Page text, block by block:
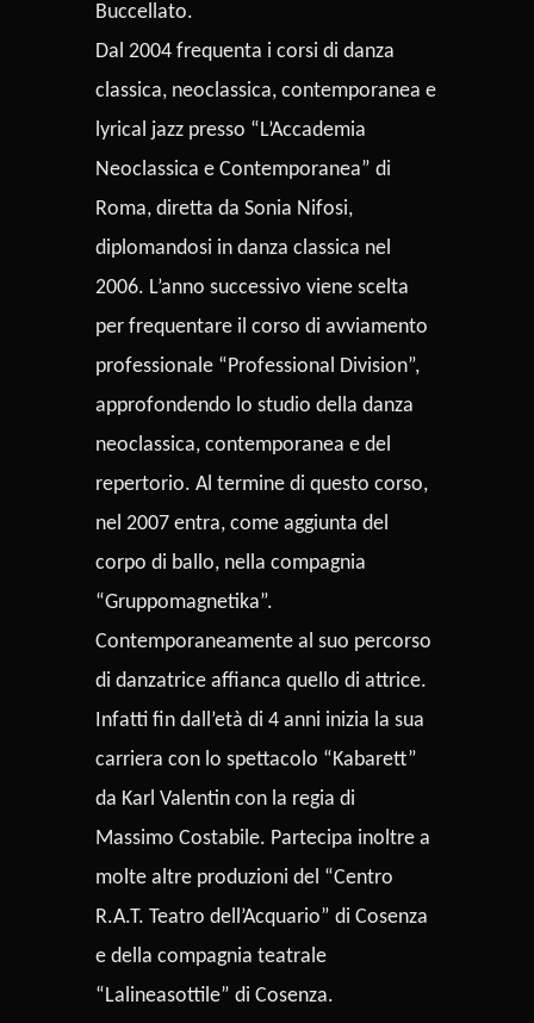
Buccellato.
Dal 2004 frequenta i corsi di danza
classica, neoclassica, contemporanea e
lyrical jazz presso “L’Accademia
Neoclassica e Contemporanea” di
Roma, diretta da Sonia Nifosi,
diplomandosi in danza classica nel
2006. L’anno successivo viene scelta
per frequentare il corso di avviamento
professionale “Professional Division”,
approfondendo lo studio della danza
neoclassica, contemporanea e del
repertorio. Al termine di questo corso,
nel 2007 entra, come aggiunta del
corpo di ballo, nella compagnia
“Gruppomagnetika”.
Contemporaneamente al suo percorso
di danzatrice affianca quello di attrice.
Infatti fin dall’età di 4 anni inizia la sua
carriera con lo spettacolo “Kabarett”
da Karl Valentin con la regia di
Massimo Costabile. Partecipa inoltre a
molte altre produzioni del “Centro
R.A.T. Teatro dell’Acquario” di Cosenza
e della compagnia teatrale
“Lalineasottile” di Cosenza.